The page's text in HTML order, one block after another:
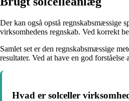
Der kan også opstå
virksomhedens regnskab. Ved korrekt
Samlet set er den regnskabsmæssige
resultater. Ved at have en god
Hvad er solceller